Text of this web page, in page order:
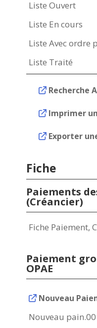
Liste Ouvert
Liste En cours
Liste Avec ordre
Liste Traité
Recherche
Imprimer
Exporter
Fiche
Paiements
(Créancier)
Fiche Paiement,
Paiement
OPAE
Nouveau
Nouveau